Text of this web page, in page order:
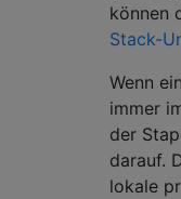
können
Stack-
Wenn
immer
der
darauf.
lokale